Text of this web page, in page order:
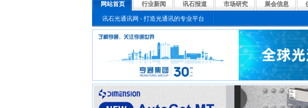
网站首页 行业新闻 讯石报道 市场研究 展会信息
讯石光通讯网 - 打造光通讯的专业平台